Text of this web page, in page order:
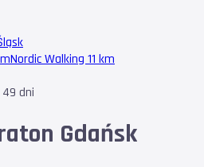
Nordic Walking 11 km
dni
Gdańsk